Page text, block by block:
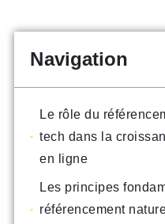
Navigation
Le rôle du
tech dans la
en ligne
Les principes
référencement